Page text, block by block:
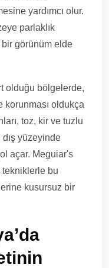
yardımcı olur.
parlaklık
bir görünüm elde
olduğu bölgelerde,
korunması oldukça
toz, kir ve tuzlu
dış yüzeyinde
açar. Meguiar's
bu
kusursuz bir